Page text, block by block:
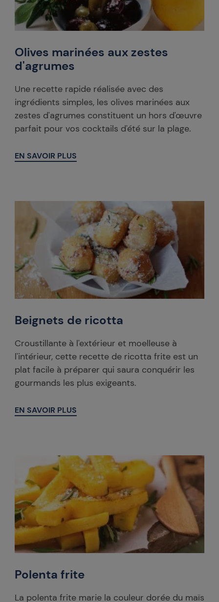
Olives marinées aux zestes
d'agrumes
Une recette rapide réalisée avec des
ingrédients simples, les olives marinées aux
zestes d'agrumes constituent un hors d'œuvre
parfait pour vos cocktails d'été sur la plage.
EN SAVOIR PLUS
Beignets de ricotta
Croustillante à l'extérieur et moelleuse à
l'intérieur, cette recette de ricotta frite est un
plat facile à préparer qui saura conquérir les
gourmands les plus exigeants.
EN SAVOIR PLUS
Polenta frite
La polenta frite marie la couleur dorée du maïs